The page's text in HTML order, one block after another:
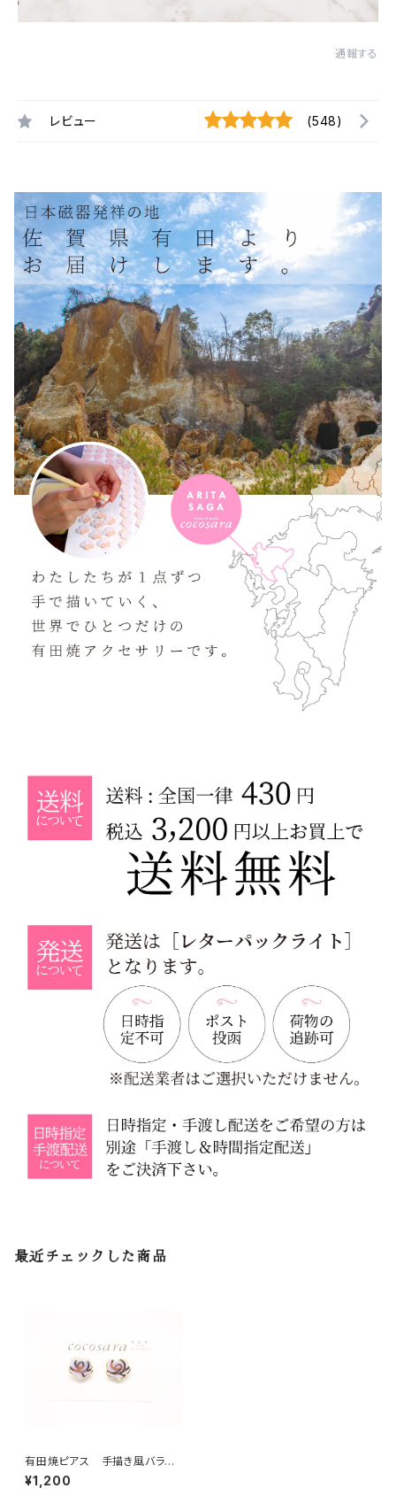
通報する
レビュー (548)
最近チェックした商品
有田焼ピアス 手描き風バラ
薄紫
¥1,200